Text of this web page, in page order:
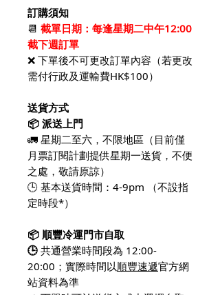
訂購須知
📆 截單日期： 每逢星期二中午12:00
截下週訂單
❌ 下單後不可更改訂單內容（若更改
需付行政及運輸費HK$100）
送貨方式
📦 派送上門
🚛 星期二至六，不限地區（目前僅
月票訂閱計劃提供星期一送貨，不便
之處，敬請原諒）
🕒 基本送貨時間：4-9pm （不設指
定時段*）
📦 順豐冷運門市自取
🕒 共通營業時間段為 12:00-
20:00；實際時間以順豐速遞官方網
站資料為準